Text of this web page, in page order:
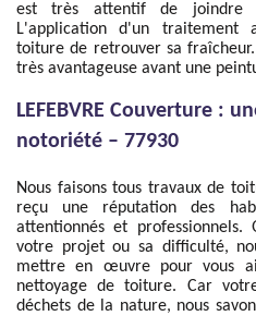
est très attentif de joindre
L'application d'un traitement
toiture de retrouver sa
très avantageuse avant une
LEFEBVRE Couverture :
notoriété – 77930
Nous faisons tous travaux de
reçu une réputation des
attentionnés et
votre projet ou sa difficulté,
mettre en œuvre pour vous
nettoyage de toiture. Car
déchets de la nature, nous